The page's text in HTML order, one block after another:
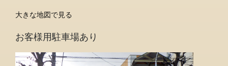
大きな地図で見る
お客様用駐車場あり